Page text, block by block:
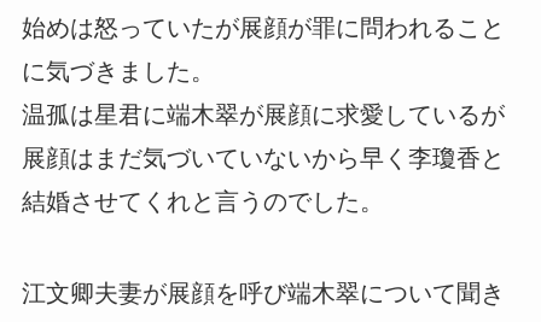
始めは怒っていたが展顔が罪に問われること
に気づきました。
温孤は星君に端木翠が展顔に求愛しているが
展顔はまだ気づいていないから早く李瓊香と
結婚させてくれと言うのでした。
江文卿夫妻が展顔を呼び端木翠について聞き